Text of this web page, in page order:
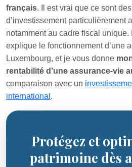
français. Il est vrai que ce sont
d’investissement particulièrement
notamment au cadre fiscal
explique le fonctionnement d’une
Luxembourg, et je vous donne
rentabilité d’une assurance-vie
comparaison avec un
international .
Protégez et
patrimoine dès